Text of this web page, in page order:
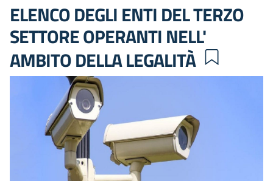
ELENCO DEGLI ENTI DEL TERZO
SETTORE OPERANTI NELL'
AMBITO DELLA LEGALITÀ